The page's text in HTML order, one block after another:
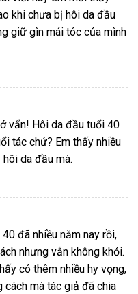
khi chưa bị hôi da đầu
giữ gìn mái tóc của mình
vẩn! Hôi da đầu tuổi 40
tác chứ? Em thấy nhiều
da đầu mà.
đã nhiều năm nay rồi,
nhưng vẫn không khỏi.
có thêm nhiều hy vọng,
cách mà tác giả đã chia